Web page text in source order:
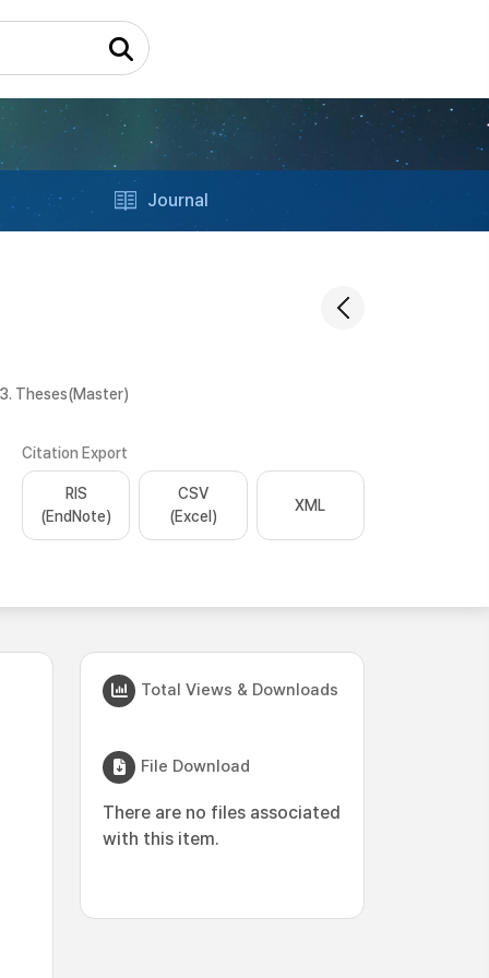
Journal
3. Theses(Master)
Citation Export
RIS
(EndNote)
CSV
(Excel)
XML
Total Views & Downloads
File Download
There are no files associated
with this item.